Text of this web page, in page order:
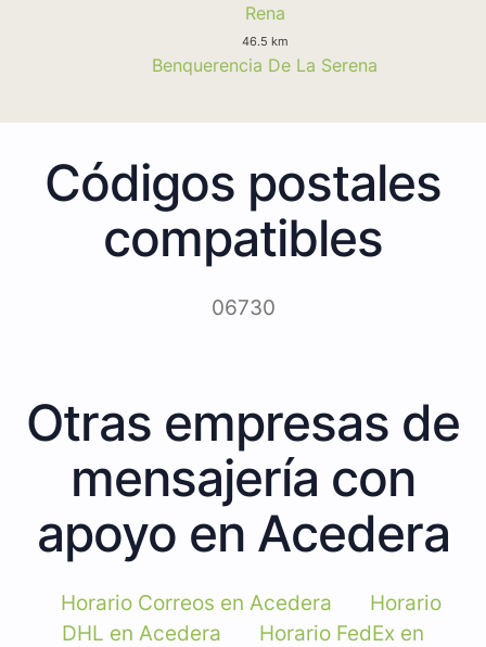
Rena
46.5 km
Benquerencia De La Serena
Códigos postales
compatibles
06730
Otras empresas de
mensajería con
apoyo en Acedera
Horario Correos en Acedera
Horario
DHL en Acedera
Horario FedEx en